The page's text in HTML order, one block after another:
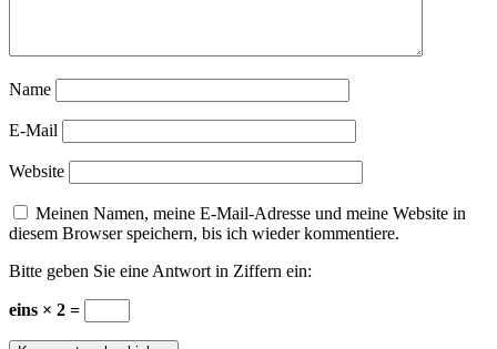
Name
E-Mail
Website
Meinen Namen, meine E-Mail-Adresse und meine Website in
diesem Browser speichern, bis ich wieder kommentiere.
Bitte geben Sie eine Antwort in Ziffern ein:
eins × 2 =